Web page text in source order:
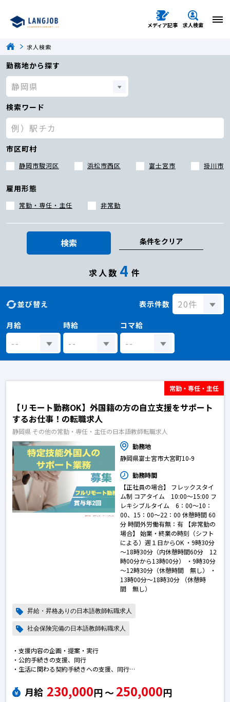
メディア記事 求人検索
求人検索
勤務地から探す
検索ワード
市区町村
静岡市駿河区 浜松市西区 富士宮市 掛川市
雇用形態
常勤・専任・主任 非常勤
検索 条件をクリア
求人数 4 件
並び替え 表示件数
月給 時給 コマ給
常勤・専任・主任
【リモート勤務OK】外国籍の方の自立支援をサポート
するお仕事！の転職求人
静岡県 その他の常勤・専任・主任の日本語教師転職求人
勤務地
静岡県富士宮市大宮町10-9
勤務時間
【正社員の場合】 フレックスタイ
ム制 コアタイム 10:00～15:00 フ
レキシブルタイム 6：00～10：
00、15：00～22：00 休憩時間 60
分 時間外労働有無：有 【非常勤の
場合】 始業・終業の時刻（シフト
による）週１日からOK ・9時30分
～18時30分（内休憩時間60分 12
時00分から13時00分） ・9時30分
～12時30分（休憩時間 無し） ・
13時00分～18時30分 （休憩時
間 無し）
昇給・昇格ありの日本語教師転職求人
社会保険完備の日本語教師転職求人
・支援内容の企画・提案・実行
・公的手続きの支援、同行
・生活に関わる契約手続きへの支援、同行
・日本語学習支援
・相談業務や支援業務
月給 230,000円 〜 250,000円